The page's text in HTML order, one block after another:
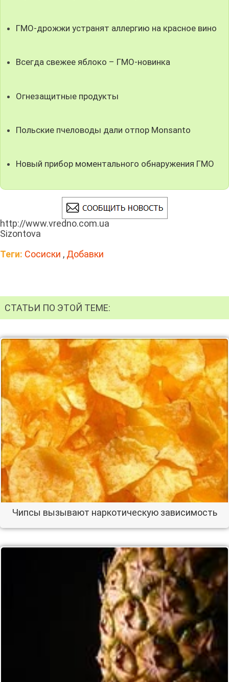
ГМО-дрожжи устранят аллергию на красное вино
Всегда свежее яблоко – ГМО-новинка
Огнезащитные продукты
Польские пчеловоды дали отпор Monsanto
Новый прибор моментального обнаружения ГМО
http://www.vredno.com.ua
Sizontova
Теги: Сосиски , Добавки
СТАТЬИ ПО ЭТОЙ ТЕМЕ:
Чипсы вызывают наркотическую зависимость